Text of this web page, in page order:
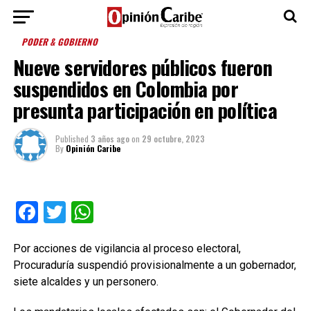
PODER & GOBIERNO
Nueve servidores públicos fueron
suspendidos en Colombia por
presunta participación en política
Published 3 años agoon 29 octubre, 2023
By Opinión Caribe
Facebook
TwitterWhatsApp
Por acciones de vigilancia al proceso electoral,
Procuraduría suspendió provisionalmente a un gobernador,
siete alcaldes y un personero.